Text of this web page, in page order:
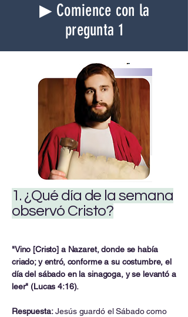
▶ Comience con la
pregunta 1
1. ¿Qué día de la semana
observó Cristo?
"Vino [Cristo] a Nazaret, donde se había
criado; y entró, conforme a su costumbre, el
día del sábado en la sinagoga, y se levantó a
leer" (Lucas 4:16).
Respuesta:Jesús guardó el Sábado como